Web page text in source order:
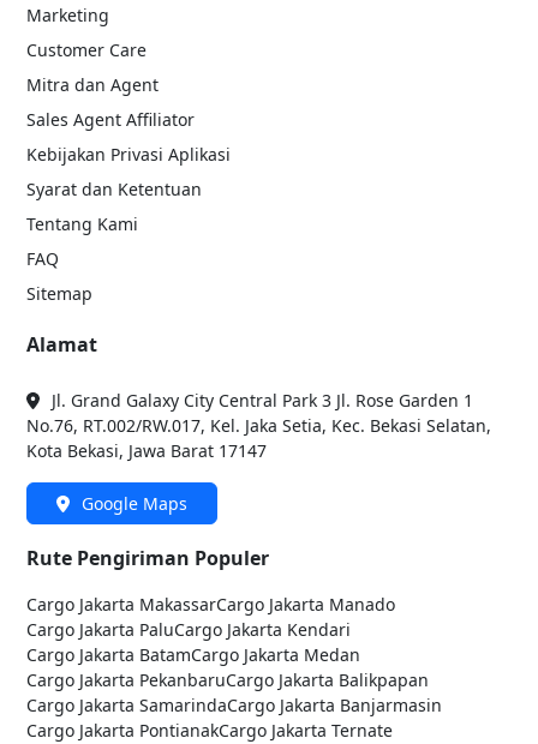
Marketing
Customer Care
Mitra dan Agent
Sales Agent Affiliator
Kebijakan Privasi Aplikasi
Syarat dan Ketentuan
Tentang Kami
FAQ
Sitemap
Alamat
Jl. Grand Galaxy City Central Park 3 Jl. Rose Garden 1
No.76, RT.002/RW.017, Kel. Jaka Setia, Kec. Bekasi Selatan,
Kota Bekasi, Jawa Barat 17147
Google Maps
Rute Pengiriman Populer
Cargo Jakarta MakassarCargo Jakarta Manado
Cargo Jakarta PaluCargo Jakarta Kendari
Cargo Jakarta BatamCargo Jakarta Medan
Cargo Jakarta PekanbaruCargo Jakarta Balikpapan
Cargo Jakarta SamarindaCargo Jakarta Banjarmasin
Cargo Jakarta PontianakCargo Jakarta Ternate